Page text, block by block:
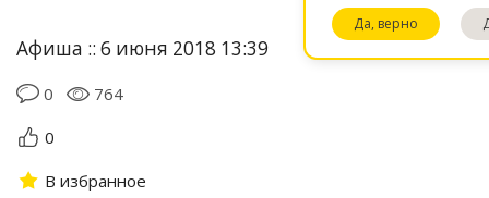
Да, верно
Афиша :: 6 июня 2018 13:39
0
764
0
В избранное